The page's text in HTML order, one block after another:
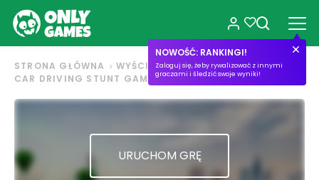
NOWOŚĆ: RANKINGI!
Zaloguj się, żeby rywalizować z innymi
graczami i śledzić swoje wyniki!
STRONA GŁÓWNA
WYŚCIGI
CAR DRIVING STUNT GAME 3D
URUCHOM GRĘ